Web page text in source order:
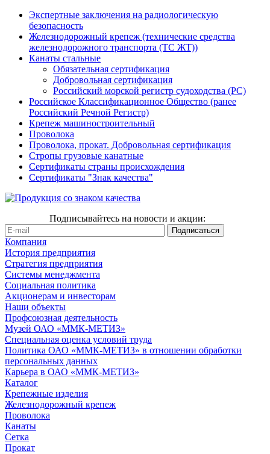
Экспертные заключения на радиологическую
безопасность
Железнодорожный крепеж (технические средства
железнодорожного транспорта (ТС ЖТ))
Канаты стальные
Обязательная сертификация
Добровольная сертификация
Российский морской регистр судоходства (РС)
Российское Классификационное Общество (ранее
Российский Речной Регистр)
Крепеж машиностроительный
Проволока
Проволока, прокат. Добровольная сертификация
Стропы грузовые канатные
Сертификаты страны происхождения
Сертификаты "Знак качества"
Подписывайтесь на новости и акции:
Компания
История предприятия
Стратегия предприятия
Системы менеджмента
Социальная политика
Акционерам и инвесторам
Наши объекты
Профсоюзная деятельность
Музей ОАО «ММК-МЕТИЗ»
Специальная оценка условий труда
Политика ОАО «ММК-МЕТИЗ» в отношении обработки
персональных данных
Карьера в ОАО «ММК-МЕТИЗ»
Каталог
Крепежные изделия
Железнодорожный крепеж
Проволока
Канаты
Сетка
Прокат